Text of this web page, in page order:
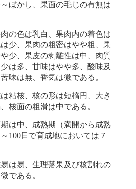
ぼかし、果面の毛じの有無は
の色は乳白、果肉内の着色は
少、果肉の粗密はやや粗、果
少、果皮の剥離性は中、肉質
は多、甘味はやや多、酸味及
味は無、香気は微である。
粘核、核の形は短楕円、大き
核面の粗滑は中である。
は中、成熟期（満開から成熟
100日で育成地においては７
は易、生理落果及び核割れの
である。